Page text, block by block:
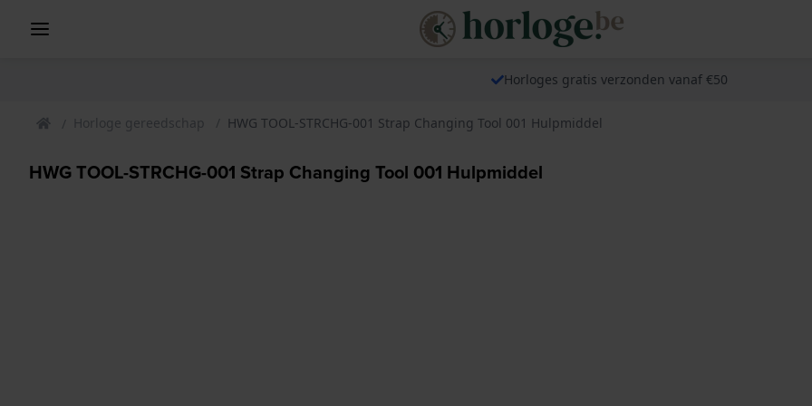
Horloges gratis verzonden vanaf €50
Horloge gereedschap HWG TOOL-STRCHG-001 Strap Changing Tool 001 Hulpmiddel
HWG TOOL-STRCHG-001 Strap Changing Tool 001 Hulpmiddel